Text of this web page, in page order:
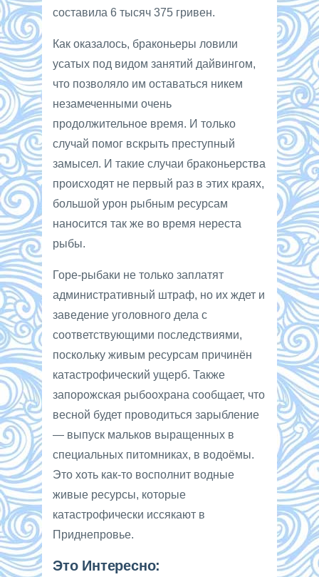
составила 6 тысяч 375 гривен.
Как оказалось, браконьеры ловили
усатых под видом занятий дайвингом,
что позволяло им оставаться никем
незамеченными очень
продолжительное время. И только
случай помог вскрыть преступный
замысел. И такие случаи браконьерства
происходят не первый раз в этих краях,
большой урон рыбным ресурсам
наносится так же во время нереста
рыбы.
Горе-рыбаки не только заплатят
административный штраф, но их ждет и
заведение уголовного дела с
соответствующими последствиями,
поскольку живым ресурсам причинён
катастрофический ущерб. Также
запорожская рыбоохрана сообщает, что
весной будет проводиться зарыбление
— выпуск мальков выращенных в
специальных питомниках, в водоёмы.
Это хоть как-то восполнит водные
живые ресурсы, которые
катастрофически иссякают в
Приднепровье.
Это Интересно: